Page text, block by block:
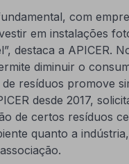
com
em instalações
destaca a APICER.
diminuir o
resíduos promove
desde 2017,
de certos resíduos
quanto a